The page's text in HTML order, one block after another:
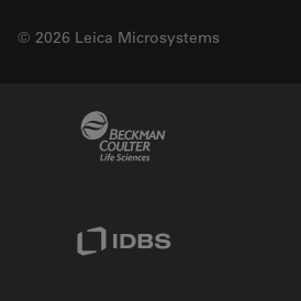
© 2026 Leica Microsystems